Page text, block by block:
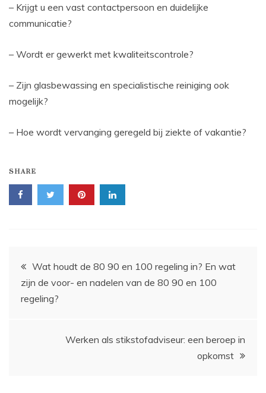
– Krijgt u een vast contactpersoon en duidelijke
communicatie?
– Wordt er gewerkt met kwaliteitscontrole?
– Zijn glasbewassing en specialistische reiniging ook
mogelijk?
– Hoe wordt vervanging geregeld bij ziekte of vakantie?
SHARE
Bericht
navigatie
Wat houdt de 80 90 en 100 regeling in? En wat
zijn de voor- en nadelen van de 80 90 en 100
regeling?
Werken als stikstofadviseur: een beroep in
opkomst